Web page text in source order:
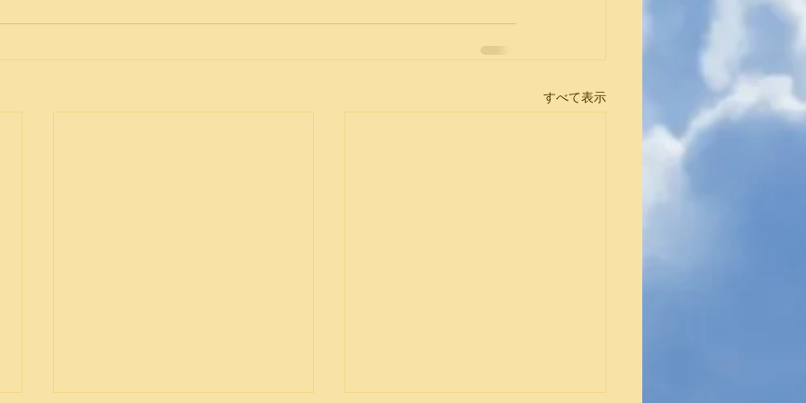
すべて表示